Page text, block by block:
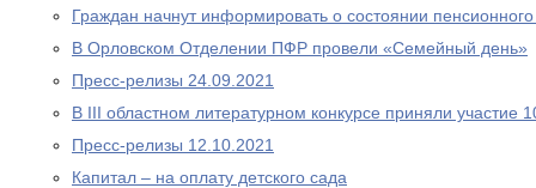
Граждан начнут информировать о состоянии
В Орловском Отделении ПФР провели «Семейный день»
Пресс-релизы 24.09.2021
В III областном литературном конкурсе приняли участие
Пресс-релизы 12.10.2021
Капитал – на оплату детского сада